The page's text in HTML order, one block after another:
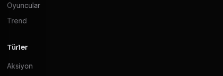
Oyuncular
Trend
Türler
Aksiyon